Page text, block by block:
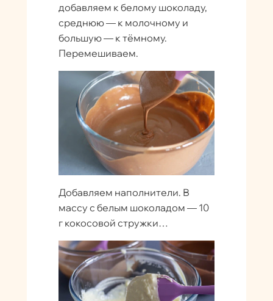
добавляем к белому шоколаду,
среднюю — к молочному и
большую — к тёмному.
Перемешиваем.
Добавляем наполнители. В
массу с белым шоколадом — 10
г кокосовой стружки…